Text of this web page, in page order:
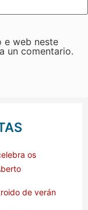
e web neste
un comentario.
os
de verán